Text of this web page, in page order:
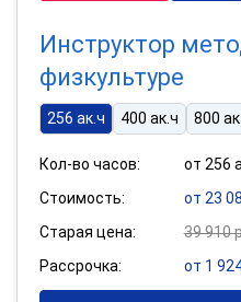
Инструктор
физкультуре
256 ак.ч 400 ак.ч 800
Кол-во часов:
от 256
Стоимость:
от 23
Старая цена:
39 910
Рассрочка:
от 1